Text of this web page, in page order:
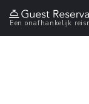
Een onafhankelijk